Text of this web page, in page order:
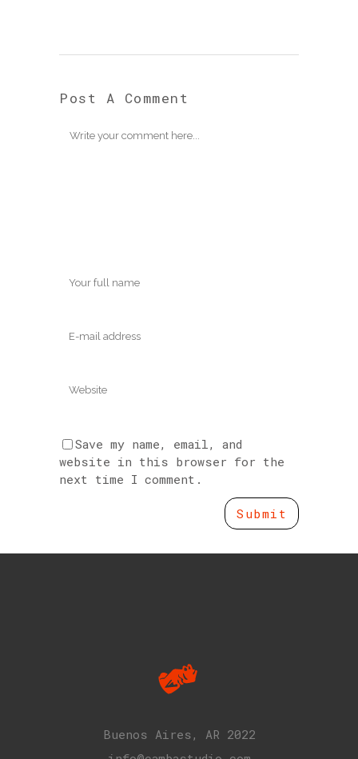
Post A Comment
Save my name, email, and
website in this browser for the
next time I comment.
Buenos Aires, AR 2022